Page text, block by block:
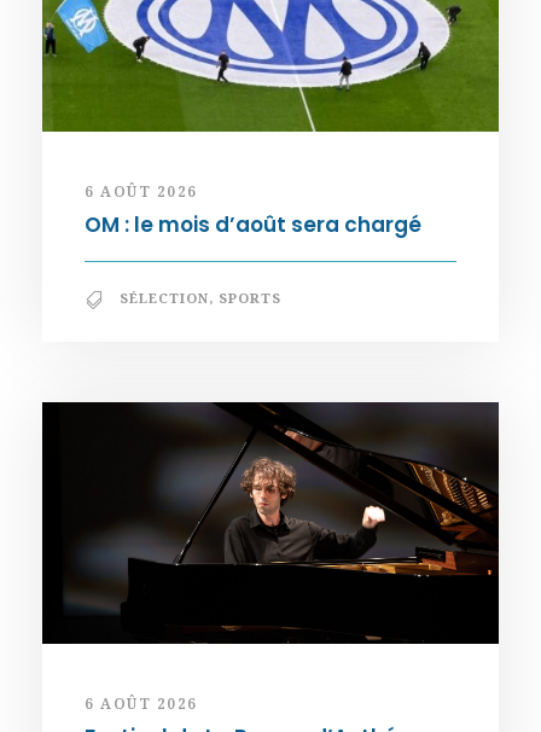
6 AOÛT 2026
OM : le mois d’août sera chargé
SÉLECTION, SPORTS
6 AOÛT 2026